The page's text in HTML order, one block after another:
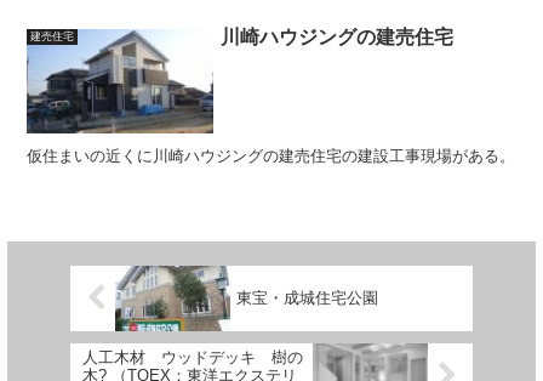
建売住宅 川崎ハウジングの建売住宅
仮住まいの近くに川崎ハウジングの建売住宅の建設工事現場がある。
東宝・成城住宅公園
人工木材 ウッドデッキ 樹の
木? （TOEX：東洋エクステリ